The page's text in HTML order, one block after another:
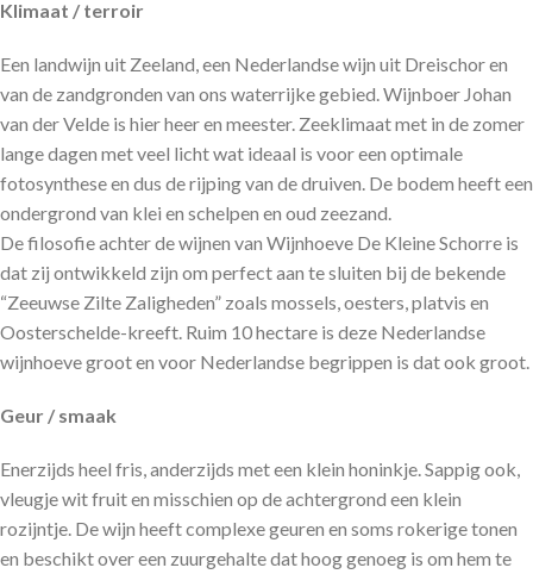
Klimaat / terroir
Een landwijn uit Zeeland, een Nederlandse wijn uit Dreischor en
van de zandgronden van ons waterrijke gebied. Wijnboer Johan
van der Velde is hier heer en meester. Zeeklimaat met in de zomer
lange dagen met veel licht wat ideaal is voor een optimale
fotosynthese en dus de rijping van de druiven. De bodem heeft een
ondergrond van klei en schelpen en oud zeezand.
De filosofie achter de wijnen van Wijnhoeve De Kleine Schorre is
dat zij ontwikkeld zijn om perfect aan te sluiten bij de bekende
“Zeeuwse Zilte Zaligheden” zoals mossels, oesters, platvis en
Oosterschelde-kreeft. Ruim 10 hectare is deze Nederlandse
wijnhoeve groot en voor Nederlandse begrippen is dat ook groot.
Geur / smaak
Enerzijds heel fris, anderzijds met een klein honinkje. Sappig ook,
vleugje wit fruit en misschien op de achtergrond een klein
rozijntje. De wijn heeft complexe geuren en soms rokerige tonen
en beschikt over een zuurgehalte dat hoog genoeg is om hem te